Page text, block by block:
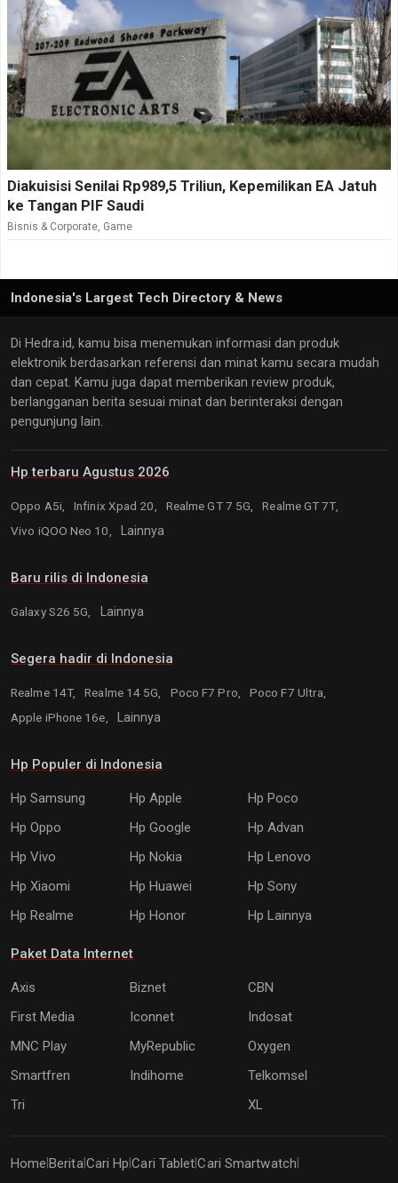
Diakuisisi Senilai Rp989,5 Triliun, Kepemilikan EA Jatuh
ke Tangan PIF Saudi
Bisnis & Corporate Game
Indonesia's Largest Tech Directory & News
Di Hedra.id, kamu bisa menemukan informasi dan produk
elektronik berdasarkan referensi dan minat kamu secara mudah
dan cepat. Kamu juga dapat memberikan review produk,
berlangganan berita sesuai minat dan berinteraksi dengan
pengunjung lain.
Hp terbaru Agustus 2026
Oppo A5i, Infinix Xpad 20, Realme GT 7 5G,
Realme GT 7T,
Vivo iQOO Neo 10,
Lainnya
Baru rilis di Indonesia
Galaxy S26 5G, Lainnya
Segera hadir di Indonesia
Realme 14T, Realme 14 5G, Poco F7 Pro,
Poco F7 Ultra,
Apple iPhone 16e,
Lainnya
Hp Populer di Indonesia
Hp Samsung Hp Apple
Hp Poco
Hp Oppo
Hp Google
Hp Advan
Hp Vivo
Hp Nokia
Hp Lenovo
Hp Xiaomi
Hp Huawei
Hp Sony
Hp Realme
Hp Honor Hp Lainnya
Paket Data Internet
Axis Biznet
CBN
First Media
Iconnet
Indosat
MNC Play
MyRepublic
Oxygen
Smartfren
Indihome
Telkomsel
Tri
XL
Home Berita Cari Hp |Cari Tablet|Cari Smartwatch